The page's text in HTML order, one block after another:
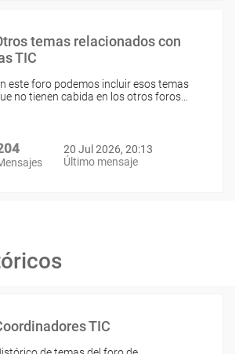
temas relacionados con
TIC
este foro podemos incluir esos temas
no tienen cabida en los otros foros…
20 Jul 2026, 20:13
Último mensaje
TIC